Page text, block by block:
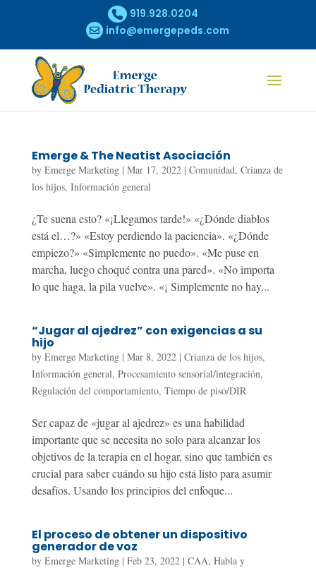
919.928.0204
info@emergepeds.com
Emerge & The Neatist Asociación
by Emerge Marketing| Mar 17, 2022| Comunidad, Crianza de
los hijos, Información general
¿Te suena esto? «¡Llegamos tarde!» «¿Dónde diablos
está el…?» «Estoy perdiendo la paciencia». «¿Dónde
empiezo?» «Simplemente no puedo». «Me puse en
marcha, luego choqué contra una pared». «No importa
lo que haga, la pila vuelve». «¡ Simplemente no hay...
“Jugar al ajedrez” con exigencias a su
hijo
by Emerge Marketing| Mar 8, 2022| Crianza de los hijos,
Información general, Procesamiento sensorial/integración,
Regulación del comportamiento, Tiempo de piso/DIR
Ser capaz de «jugar al ajedrez» es una habilidad
importante que se necesita no solo para alcanzar los
objetivos de la terapia en el hogar, sino que también es
crucial para saber cuándo su hijo está listo para asumir
desafíos. Usando los principios del enfoque...
El proceso de obtener un dispositivo
generador de voz
by Emerge Marketing| Feb 23, 2022| CAA, Habla y